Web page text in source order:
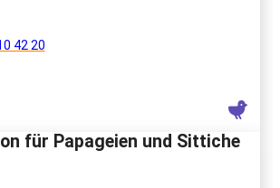
42 20
für Papageien und Sittiche